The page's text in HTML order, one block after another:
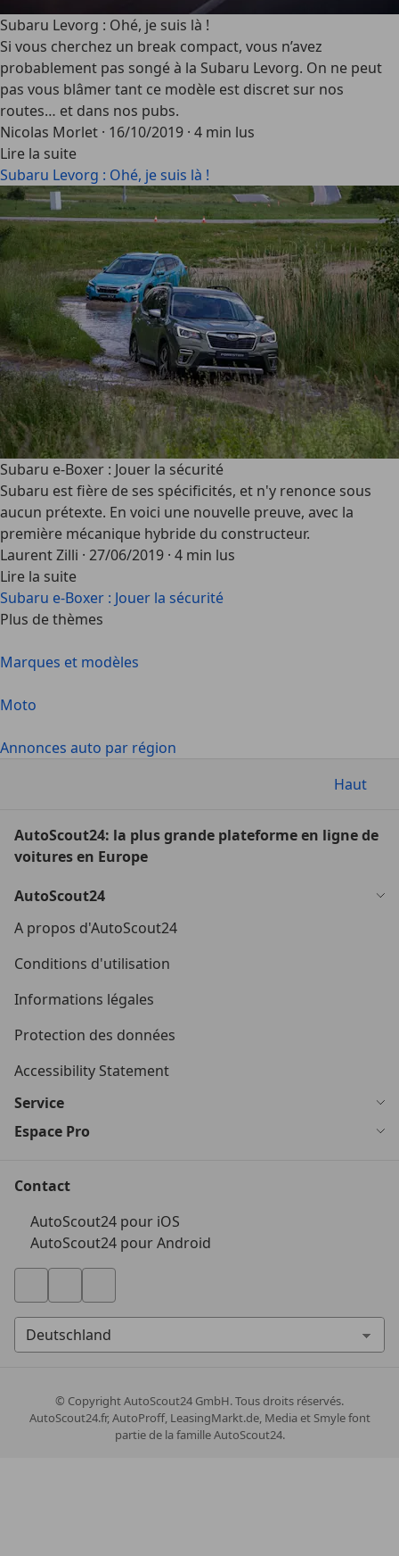
Subaru Levorg : Ohé, je suis là !
Si vous cherchez un break compact, vous n’avez
probablement pas songé à la Subaru Levorg. On ne peut
pas vous blâmer tant ce modèle est discret sur nos
routes… et dans nos pubs.
Nicolas Morlet · 16/10/2019 · 4 min lus
Lire la suite
Subaru Levorg : Ohé, je suis là !
Subaru e-Boxer : Jouer la sécurité
Subaru est fière de ses spécificités, et n'y renonce sous
aucun prétexte. En voici une nouvelle preuve, avec la
première mécanique hybride du constructeur.
Laurent Zilli · 27/06/2019 · 4 min lus
Lire la suite
Subaru e-Boxer : Jouer la sécurité
Plus de thèmes
Marques et modèles
Moto
Annonces auto par région
Haut
AutoScout24: la plus grande plateforme en ligne de
voitures en Europe
AutoScout24
A propos d'AutoScout24
Conditions d'utilisation
Informations légales
Protection des données
Accessibility Statement
Service
Espace Pro
Contact
AutoScout24 pour iOS
AutoScout24 pour Android
© CopyrightAutoScout24 GmbH. Tous droits réservés.
AutoScout24.fr, AutoProff, LeasingMarkt.de, Media et Smyle font
partie de la famille AutoScout24.